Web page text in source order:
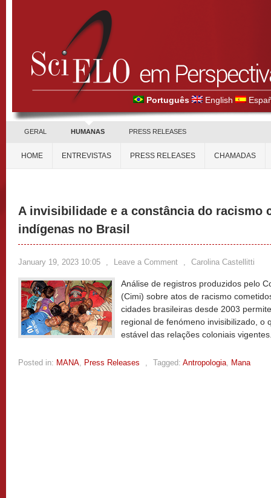
Português English
GERAL HUMANAS PRESS RELEASES
HOME ENTREVISTAS PRESS RELEASES CHAMADAS
A invisibilidade e a constância do racismo
indígenas no Brasil
January 19, 2023 10:05 , Leave a Comment , Carolina Castellitti
Análise de registros produzidos pelo
(Cimi) sobre atos de racismo
cidades brasileiras desde 2003
regional de fenómeno invisibilizado, o
estável das relações coloniais
Posted in: MANA, Press Releases , Tagged: Antropologia, Mana